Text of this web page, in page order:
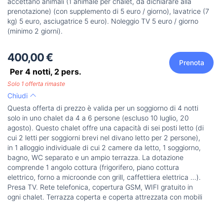
prenotazione) (con supplemento di 5 euro / giorno), lavatrice (7
kg) 5 euro, asciugatrice 5 euro). Noleggio TV 5 euro / giorno
(minimo 2 giorni).
400,00 €
Per 4 notti, 2 pers.
Prenota
Solo 1 offerta rimaste
Chiudi
Questa offerta di prezzo è valida per un soggiorno di 4 notti
solo in uno chalet da 4 a 6 persone (escluso 10 luglio, 20
agosto). Questo chalet offre una capacità di sei posti letto (di
cui 2 letti per soggiorni brevi nel divano letto per 2 persone),
in 1 alloggio individuale di cui 2 camere da letto, 1 soggiorno,
bagno, WC separato e un ampio terrazza. La dotazione
comprende 1 angolo cottura (frigorifero, piano cottura
elettrico, forno a microonde con grill, caffettiera elettrica ...).
Presa TV. Rete telefonica, copertura GSM, WIFI gratuito in
ogni chalet. Terrazza coperta e coperta attrezzata con mobili